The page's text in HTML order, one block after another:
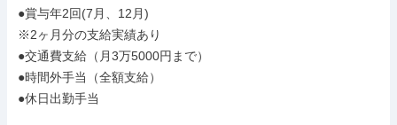
●賞与年2回(7月、12月)
※2ヶ月分の支給実績あり
●交通費支給（月3万5000円まで）
●時間外手当（全額支給）
●休日出勤手当